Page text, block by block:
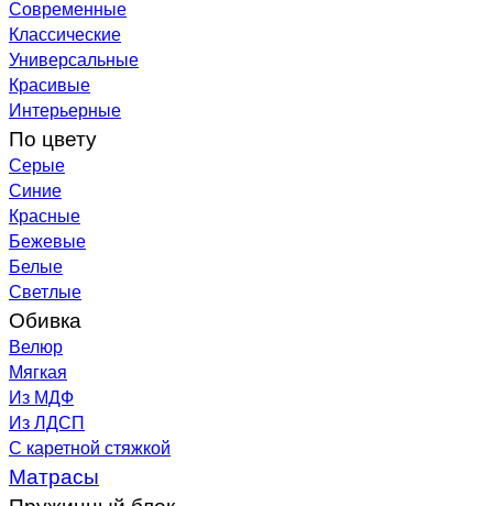
Современные
Классические
Универсальные
Красивые
Интерьерные
По цвету
Серые
Синие
Красные
Бежевые
Белые
Светлые
Обивка
Велюр
Мягкая
Из МДФ
Из ЛДСП
С каретной стяжкой
Матрасы